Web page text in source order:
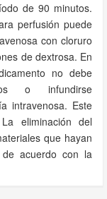
de 90 minutos.
perfusión puede
con cloruro
de dextrosa. En
no debe
o infundirse
intravenosa. Este
eliminación del
que hayan
acuerdo con la